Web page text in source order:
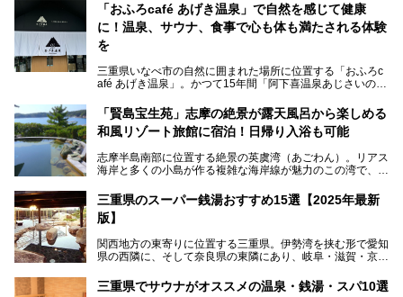
「おふろcafé あげき温泉」で自然を感じて健康
に！温泉、サウナ、食事で心も体も満たされる体験
を
三重県いなべ市の自然に囲まれた場所に位置する「おふろc
afé あげき温泉」。かつて15年間「阿下喜温泉あじさいの
泊が楽しめる施設として2024年4月に新しく生まれ変わりま
した！
ていた施設……。今回は、地元の方から観光客まで楽しめる
「おふろcafé あげき温泉」をじっくりご紹介していきま
「賢島宝生苑」志摩の絶景が露天風呂から楽しめる
和風リゾート旅館に宿泊！日帰り入浴も可能
志摩半島南部に位置する絶景の英虞湾（あごわん）。リアス
海岸と多くの小島が作る複雑な海岸線が魅力のこの湾で、最
らも英虞湾が一望できる人気の旅館「賢島宝生苑（かしこじ
まほうじょうえん）」をご紹介します。日帰り入浴もできま
すよ！
───
提供元：賢島宝生苑【PR】
三重県のスーパー銭湯おすすめ15選【2025年最新
版】
関西地方の東寄りに位置する三重県。伊勢湾を挟む形で愛知
県の西隣に、そして奈良県の東隣にあり、岐阜・滋賀・京
伊勢神宮を擁する伊勢志摩や、世界遺産に登録された熊野古
道をはじめ、鳥羽水族館、忍者の里・伊賀、鈴鹿サーキッ
三重県でサウナがオススメの温泉・銭湯・スパ10選